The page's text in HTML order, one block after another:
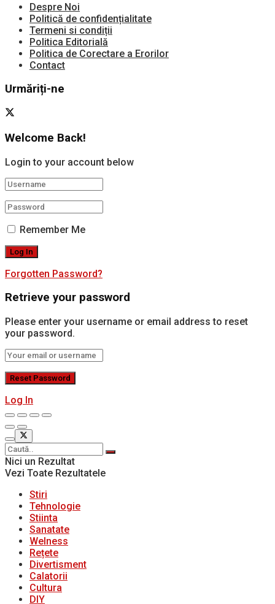
Despre Noi
Politică de confidențialitate
Termeni si condiții
Politica Editorială
Politica de Corectare a Erorilor
Contact
Urmăriți-ne
Welcome Back!
Login to your account below
Remember Me
Forgotten Password?
Retrieve your password
Please enter your username or email address to reset
your password.
Log In
Nici un Rezultat
Vezi Toate Rezultatele
Stiri
Tehnologie
Stiinta
Sanatate
Welness
Rețete
Divertisment
Calatorii
Cultura
DIY